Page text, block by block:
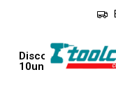
Inicio
Disco Lija Velcro
10und.